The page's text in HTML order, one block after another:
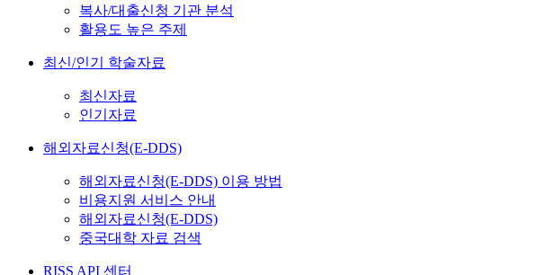
복사/대출신청 기관 분석
활용도 높은 주제
최신/인기 학술자료
최신자료
인기자료
해외자료신청(E-DDS)
해외자료신청(E-DDS) 이용 방법
비용지원 서비스 안내
해외자료신청(E-DDS)
중국대학 자료 검색
RISS API 센터